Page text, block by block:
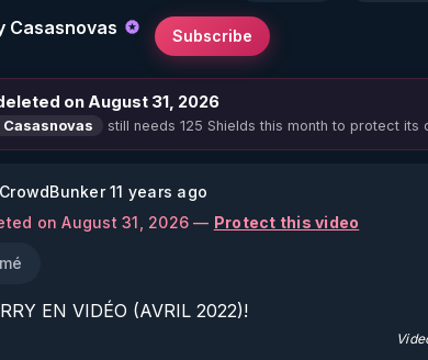
Casasnovas Subscribe
on August 31, 2026
still needs 125 Shields this month to protect its
11 years ago
on August 31, 2026 — Protect this video
EN VIDÉO (AVRIL 2022)!